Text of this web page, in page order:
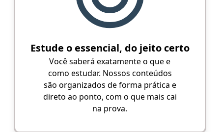
Estude o essencial, do jeito certo
Você saberá exatamente o que e
como estudar. Nossos conteúdos
são organizados de forma prática e
direto ao ponto, com o que mais cai
na prova.